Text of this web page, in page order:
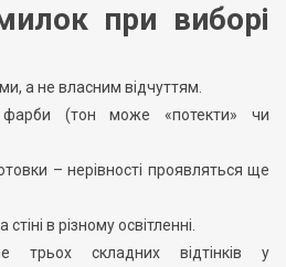
при виборі
а не власним відчуттям.
фарби (тон може «потекти» чи
– нерівності проявляться ще
в різному освітленні.
трьох складних відтінків у